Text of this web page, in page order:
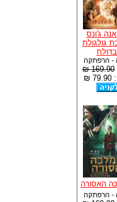
ג'ונס
גולגולת
- הרפתקה
169.90 ₪
האסורה
- הרפתקה